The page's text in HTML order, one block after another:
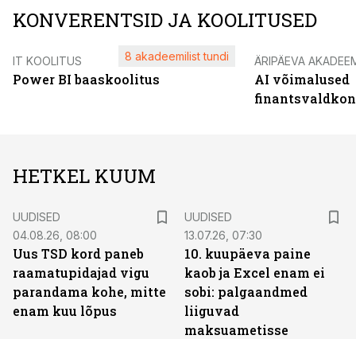
KONVERENTSID JA KOOLITUSED
IT KOOLITUS
Power BI baaskoolitus
8 akadeemilist tundi ÄRIPÄEVA
AI võimalused
HETKEL KUUM
UUDISED
04.08.26, 08:00
Uus TSD kord paneb
raamatupidajad vigu
parandama kohe, mitte
enam kuu lõpus
UUDISED
13.07.26, 07:30
10. kuupäeva paine
kaob ja Excel enam ei
sobi: palgaandmed
liiguvad
maksuametisse